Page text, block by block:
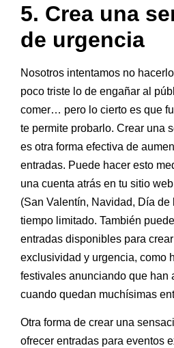
5. Crea una
de urgencia
Nosotros intentamos no
poco triste lo de engañar al
comer… pero lo cierto es que
te permite probarlo. Crear una
es otra forma efectiva de
entradas. Puede hacer esto
una cuenta atrás en tu sitio
(San Valentín, Navidad, Día de
tiempo limitado. También
entradas disponibles para
exclusividad y urgencia, como
festivales anunciando que han
cuando quedan muchísimas
Otra forma de crear una
ofrecer entradas para eventos